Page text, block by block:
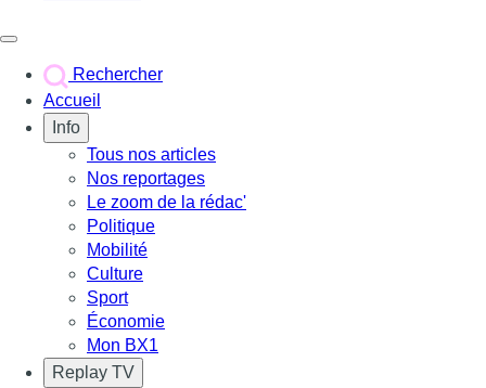
Rechercher
Accueil
Info
Tous nos articles
Nos reportages
Le zoom de la rédac'
Politique
Mobilité
Culture
Sport
Économie
Mon BX1
Replay TV